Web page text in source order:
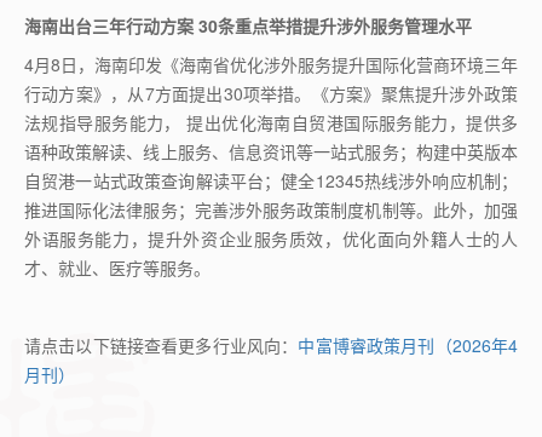
海南出台三年行动方案 30条重点举措提升涉外服务管理水平
4月8日，海南印发《海南省优化涉外服务提升国际化营商环境三年
行动方案》，从7方面提出30项举措。《方案》聚焦提升涉外政策
法规指导服务能力， 提出优化海南自贸港国际服务能力，提供多
语种政策解读、线上服务、信息资讯等一站式服务；构建中英版本
自贸港一站式政策查询解读平台；健全12345热线涉外响应机制；
推进国际化法律服务；完善涉外服务政策制度机制等。此外，加强
外语服务能力，提升外资企业服务质效，优化面向外籍人士的人
才、就业、医疗等服务。
请点击以下链接查看更多行业风向： 中富博睿政策月刊（2026年4
月刊）